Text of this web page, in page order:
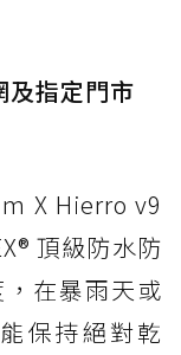
19 GTX：注
指定門市
X Hierro v9
頂級防水防
在暴雨天或
保持絕對乾